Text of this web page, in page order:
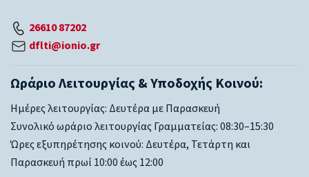
26610 87202
dflti@ionio.gr
Ωράριο Λειτουργίας & Υποδοχής Κοινού:
Ημέρες λειτουργίας: Δευτέρα με Παρασκευή
Συνολικό ωράριο λειτουργίας Γραμματείας: 08:30–15:30
Ώρες εξυπηρέτησης κοινού: Δευτέρα, Τετάρτη και
Παρασκευή πρωί 10:00 έως 12:00